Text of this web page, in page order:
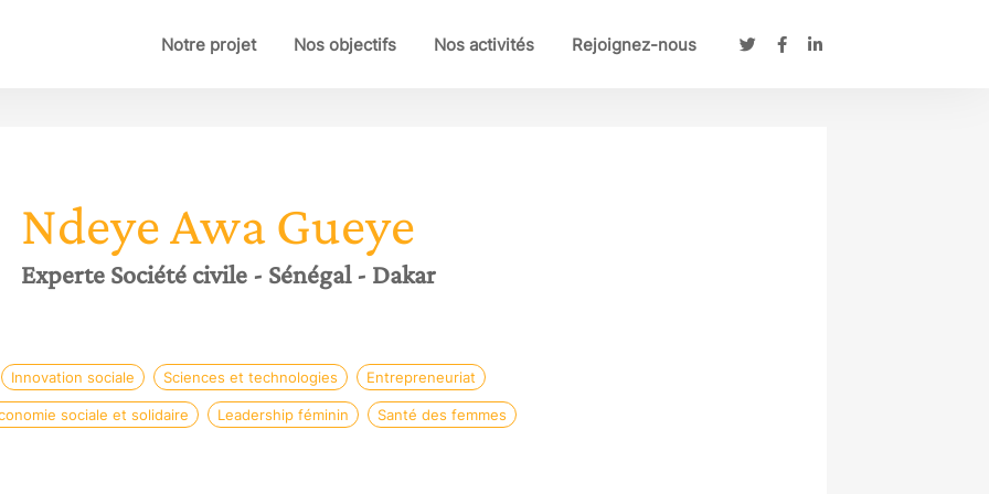
Notre projet Nos objectifs Nos activités Rejoignez-nous
Ndeye AwaGueye
Experte Société civile - Sénégal - Dakar
Innovation sociale Sciences et technologies Entrepreneuriat
sociale et solidaire Leadership féminin Santé des femmes